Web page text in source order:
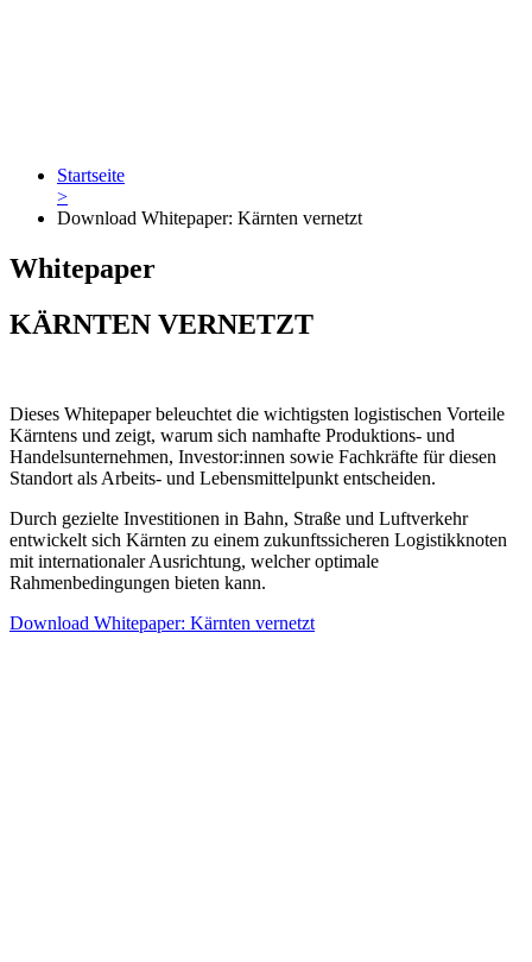
Startseite
>
Download Whitepaper: Kärnten vernetzt
Whitepaper
KÄRNTEN VERNETZT
Dieses Whitepaper beleuchtet die wichtigsten logistischen Vorteile
Kärntens und zeigt, warum sich namhafte Produktions- und
Handelsunternehmen, Investor:innen sowie Fachkräfte für diesen
Standort als Arbeits- und Lebensmittelpunkt entscheiden.
Durch gezielte Investitionen in Bahn, Straße und Luftverkehr
entwickelt sich Kärnten zu einem zukunftssicheren Logistikknoten
mit internationaler Ausrichtung, welcher optimale
Rahmenbedingungen bieten kann.
Download Whitepaper: Kärnten vernetzt